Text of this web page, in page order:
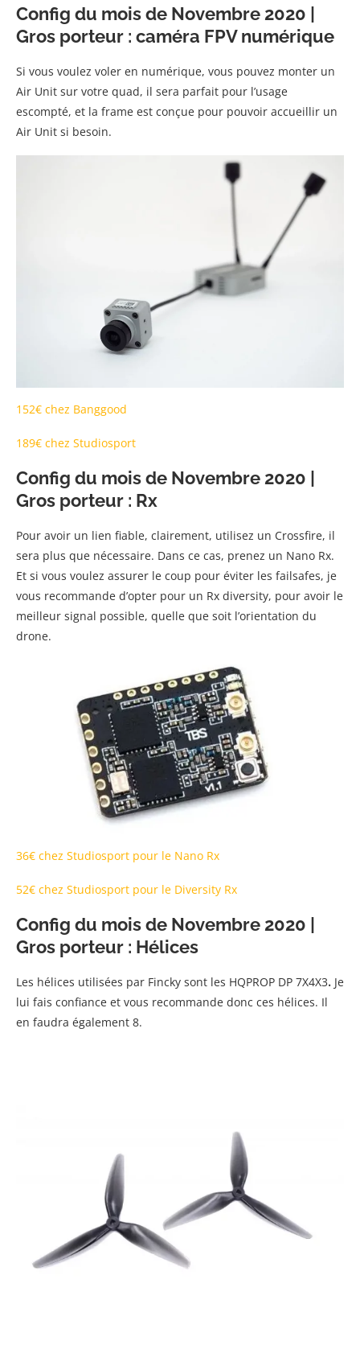
Config du mois de Novembre 2020 |
Gros porteur : caméra FPV numérique
Si vous voulez voler en numérique, vous pouvez monter un
Air Unit sur votre quad, il sera parfait pour l’usage
escompté, et la frame est conçue pour pouvoir accueillir un
Air Unit si besoin.
152€ chez Banggood
189€ chez Studiosport
Config du mois de Novembre 2020 |
Gros porteur : Rx
Pour avoir un lien fiable, clairement, utilisez un Crossfire, il
sera plus que nécessaire. Dans ce cas, prenez un Nano Rx.
Et si vous voulez assurer le coup pour éviter les failsafes, je
vous recommande d’opter pour un Rx diversity, pour avoir le
meilleur signal possible, quelle que soit l’orientation du
drone.
36€ chez Studiosport pour le Nano Rx
52€ chez Studiosport pour le Diversity Rx
Config du mois de Novembre 2020 |
Gros porteur : Hélices
Les hélices utilisées par Fincky sont les HQPROP DP 7X4X3. Je
lui fais confiance et vous recommande donc ces hélices. Il
en faudra également 8.